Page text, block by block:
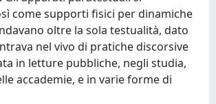
come supporti fisici per dinamiche
oltre la sola testualità, dato
nel vivo di pratiche discorsive
in letture pubbliche, negli studia,
accademie, e in varie forme di